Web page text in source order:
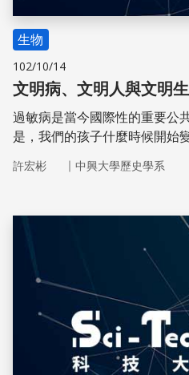
生物
102/10/14
文明病、文明人與文明
過敏病是當今國際性的重要公
是，我們的孩子什麼時候開始
許宏彬 ｜ 中興大學歷史學系